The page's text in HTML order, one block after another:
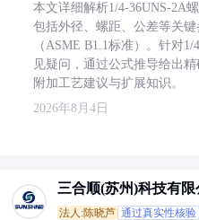
本文详细解析1/4-36UNS-2A
包括外径、螺距、公差等关
（ASME B1.1标准）。针对
见疑问，通过公式推导给出
附加工艺建议与扩展知识。
2026年8月4日
三合顺(苏州)科技有限
法人:陈晓芦 通过真实性核验